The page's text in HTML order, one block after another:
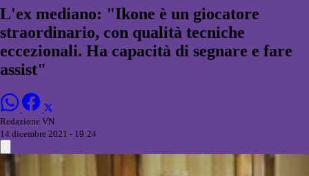
L'ex mediano: "Ikone è un giocatore
straordinario, con qualità tecniche
eccezionali. Ha capacità di segnare e fare
assist"
Redazione VN
14 dicembre 2021 - 19:24